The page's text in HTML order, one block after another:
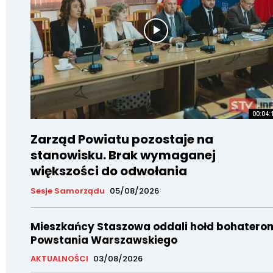
Zarząd Powiatu pozostaje na
stanowisku. Brak wymaganej
większości do odwołania
Sesje Samorządu 05/08/2026
Mieszkańcy Staszowa oddali hołd
Powstania Warszawskiego
AKTUALNOŚCI 03/08/2026